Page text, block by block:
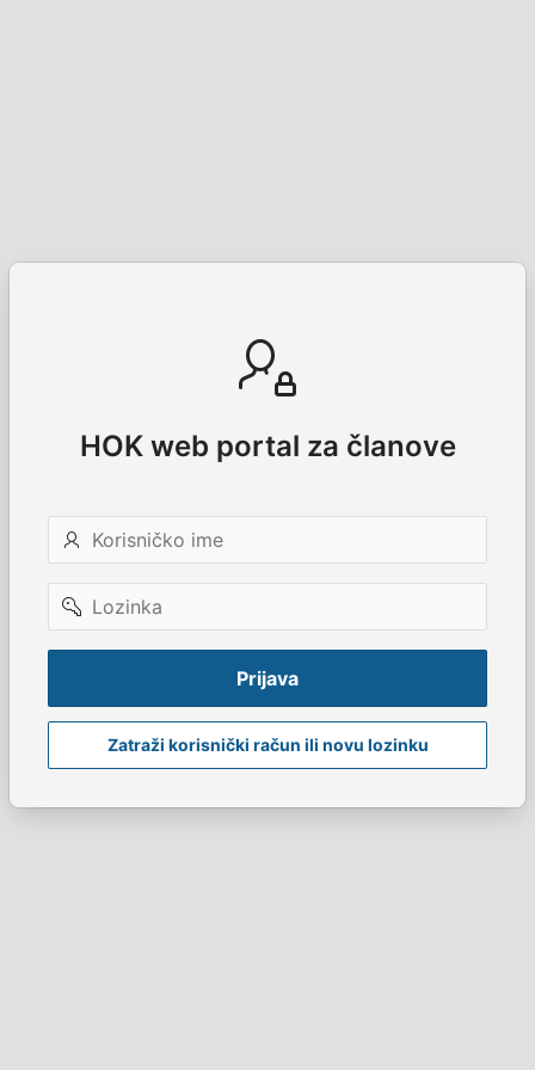
HOK web portal za članove
Korisničko
ime
Lozinka
Prijava
Zatraži korisnički račun ili novu lozinku